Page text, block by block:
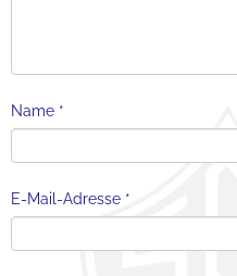
Name *
E-Mail-Adresse *